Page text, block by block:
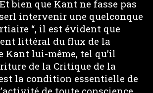
bien que Kant ne fasse pas
intervenir une quelconque
“, il est évident que
littéral du flux de la
Kant lui-même, tel qu’il
de la Critique de la
la condition essentielle de